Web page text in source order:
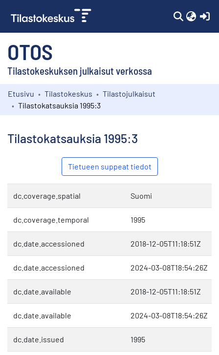
OTOS
Tilastokeskuksen julkaisut verkossa
Kokoelmat
Etusivu Tilastokeskus
Tilastojulkaisut
Tilastokatsauksia 1995:3
Tilastokatsauksia 1995:3
Tietueen suppeat tiedot
dc.coverage.spatial Suomi
dc.coverage.temporal 1995
dc.date.accessioned 2018-12-05T11:18:51Z
dc.date.accessioned 2024-03-08T18:54:26Z
dc.date.available 2018-12-05T11:18:51Z
dc.date.available 2024-03-08T18:54:26Z
dc.date.issued 1995